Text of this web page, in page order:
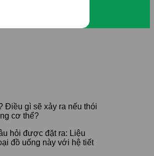
Điều gì sẽ xảy ra nếu thói
cơ thể?
hỏi được đặt ra: Liệu
đồ uống này với hệ tiết